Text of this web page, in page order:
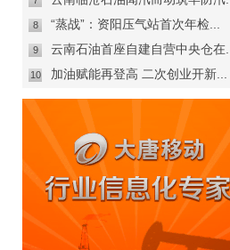
8 “蒸战”：资阳压气站首次年检...
9 云南石油首座自建自营中央仓在...
10 加油赋能再登高 二次创业开新...